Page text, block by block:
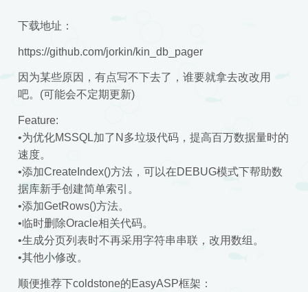
下载地址：
https://github.com/jorkin/kin_db_pager
因为某些原因，有点写不下去了，谁要就拿去改改用
吧。(可能会不定期更新)
Feature:
•为优化MSSQL加了N多垃圾代码，提高百万数据量时的
速度。
•添加CreateIndex()方法，可以在DEBUG模式下帮助数
据库新手创建简单索引。
•添加GetRows()方法。
•临时删除Oracle相关代码。
•生成分页列表时不再采用字符串串联，改用数组。
•其他小修改。
顺便推荐下coldstone的EasyASP框架：